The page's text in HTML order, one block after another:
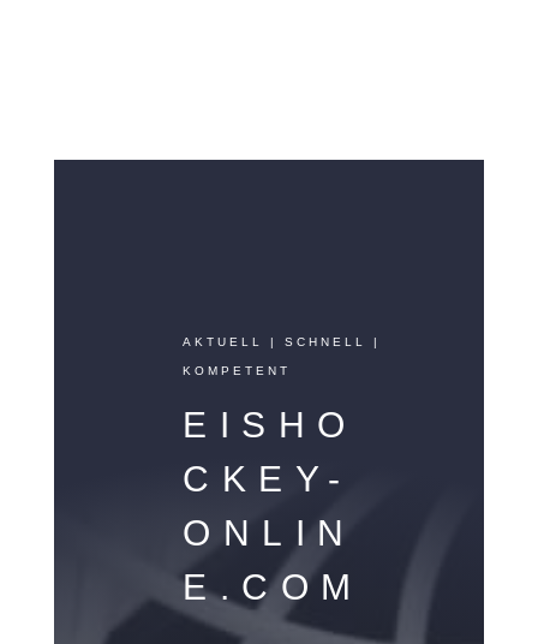
AKTUELL | SCHNELL |
KOMPETENT
EISHO
CKEY-
ONLIN
E.COM